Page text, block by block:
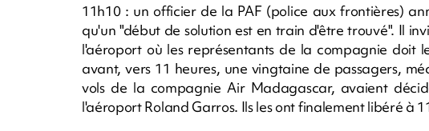
11h10 : un officier de la PAF (police aux frontières)
qu'un "début de solution est en train d'être trouvé". Il
l'aéroport où les représentants de la compagnie doit
avant, vers 11 heures, une vingtaine de passagers,
vols de la compagnie Air Madagascar, avaient
l'aéroport Roland Garros. Ils les ont finalement libéré à